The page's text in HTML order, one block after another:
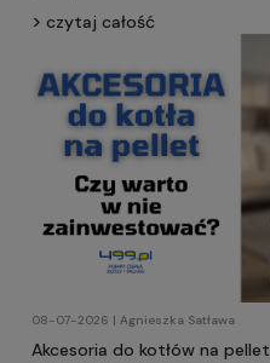
czytaj całość
08-07-2026 | Agnieszka Satława
Akcesoria do kotłów na pellet